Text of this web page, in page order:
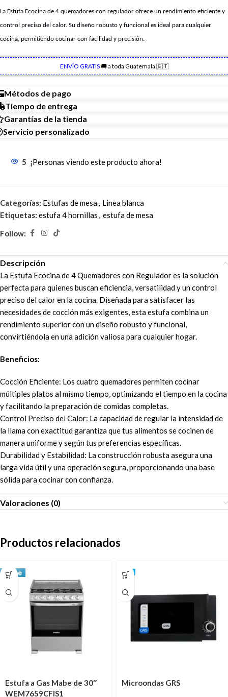
La Estufa Ecocina de 4 quemadores con regulador ofrece un rendimiento eficiente y
control preciso del calor. Su diseño robusto y funcional es ideal para cualquier
cocina, permitiendo cocinar con facilidad y precisión.
ENVÍO GRATIS🚚 a toda Guatemala 🇬🇹
Métodos de pago
Tiempo de entrega
Garantías de la tienda
Servicio personalizado
5 ¡Personas viendo este producto ahora!
Categorías: Estufas de mesa, Linea blanca
Etiquetas: estufa 4 hornillas , estufa de mesa
Follow:
Descripción
La Estufa Ecocina de 4 Quemadores con Regulador es la solución
perfecta para quienes buscan eficiencia, versatilidad y un control
preciso del calor en la cocina. Diseñada para satisfacer las
necesidades de cocción más exigentes, esta estufa combina un
rendimiento superior con un diseño robusto y funcional,
convirtiéndola en una adición valiosa para cualquier hogar.
Beneficios:
Cocción Eficiente: Los cuatro quemadores permiten cocinar
múltiples platos al mismo tiempo, optimizando el tiempo en la cocina
y facilitando la preparación de comidas completas.
Control Preciso del Calor: La capacidad de regular la intensidad de
la llama con exactitud garantiza que tus alimentos se cocinen de
manera uniforme y según tus preferencias específicas.
Durabilidad y Estabilidad: La construcción robusta asegura una
larga vida útil y una operación segura, proporcionando una base
sólida para cocinar con confianza.
Valoraciones (0)
Productos relacionados
Estufa a Gas Mabe de 30″
WEM7659CFIS1
Microondas GRS